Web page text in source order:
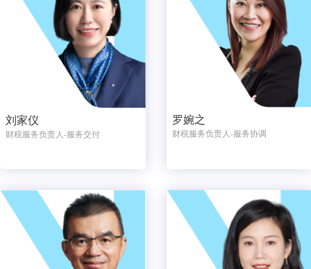
刘家仪
财税服务负责人-服务交付
罗婉之
财税服务负责人-服务协调